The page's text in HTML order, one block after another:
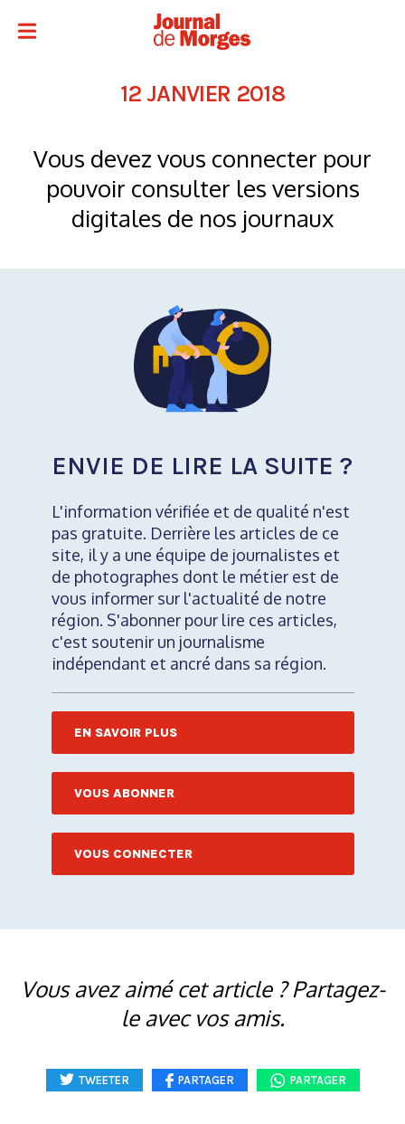
12 JANVIER 2018
Vous devez vous connecter pour
pouvoir consulter les versions
digitales de nos journaux
ENVIE DE LIRE LA SUITE ?
L'information vérifiée et de qualité n'est
pas gratuite. Derrière les articles de ce
site, il y a une équipe de journalistes et
de photographes dont le métier est de
vous informer sur l'actualité de notre
région. S'abonner pour lire ces articles,
c'est soutenir un journalisme
indépendant et ancré dans sa région.
EN SAVOIR PLUS
VOUS ABONNER
VOUS CONNECTER
Vous avez aimé cet article ? Partagez-
le avec vos amis.
TWEETER PARTAGER PARTAGER